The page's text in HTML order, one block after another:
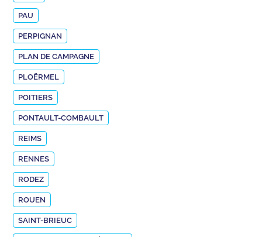
PAU
PERPIGNAN
PLAN DE CAMPAGNE
PLOËRMEL
POITIERS
PONTAULT-COMBAULT
REIMS
RENNES
RODEZ
ROUEN
SAINT-BRIEUC